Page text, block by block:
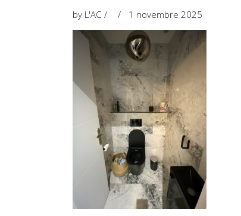
by L'AC 1 novembre 2025